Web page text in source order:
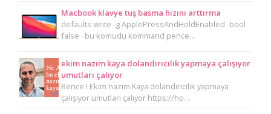
Macbook klavye tuş basma hızını arttırma
defaults write -g ApplePressAndHoldEnabled -bool
false bu komudu kommand pence…
ekim nazım kaya dolandırıcılık yapmaya çalışıyor
umutları çalıyor
Bence ! Ekim nazım Kaya dolandırıcılık yapmaya
çalışıyor umutları çalıyor https://ho…